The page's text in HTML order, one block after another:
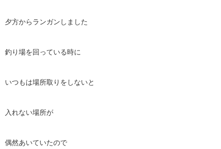
夕方からランガンしました
釣り場を回っている時に
いつもは場所取りをしないと
入れない場所が
偶然あいていたので